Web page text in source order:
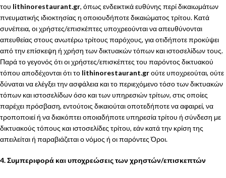
του lithinorestaurant.gr, όπως ενδεικτικά ευθύνης περί δικαιωμάτων
πνευματικής ιδιοκτησίας η οποιουδήποτε δικαιώματος τρίτου. Κατά
συνέπεια, οι χρήστες/επισκέπτες υποχρεούνται να απευθύνονται
απευθείας στους ανωτέρω τρίτους παρόχους, για οτιδήποτε προκύψει
από την επίσκεψη ή χρήση των δικτυακών τόπων και ιστοσελίδων τους.
Παρά το γεγονός ότι οι χρήστες/επισκέπτες του παρόντος δικτυακού
τόπου αποδέχονται ότι το lithinorestaurant.grούτε υποχρεούται, ούτε
δύναται να ελέγξει την ασφάλεια και το περιεχόμενο τόσο των δικτυακών
τόπων και ιστοσελίδων όσο και των υπηρεσιών τρίτων, στις οποίες
παρέχει πρόσβαση, εντούτοις δικαιούται οποτεδήποτε να αφαιρεί, να
τροποποιεί ή να διακόπτει οποιαδήποτε υπηρεσία τρίτου ή σύνδεση με
δικτυακούς τόπους και ιστοσελίδες τρίτου, εάν κατά την κρίση της
απειλείται ή παραβιάζεται ο νόμος ή οι παρόντες Όροι.
4. Συμπεριφορά και υποχρεώσεις των χρηστών/επισκεπτών